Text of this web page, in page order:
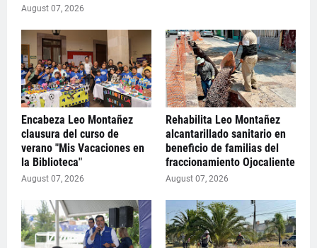
August 07, 2026
Encabeza Leo Montañez
clausura del curso de
verano "Mis Vacaciones en
la Biblioteca"
August 07, 2026
Rehabilita Leo Montañez
alcantarillado sanitario en
beneficio de familias del
fraccionamiento Ojocaliente
August 07, 2026